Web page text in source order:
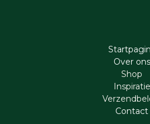
Ove​r​ ons
Shop
Inspiratie
Cont​act